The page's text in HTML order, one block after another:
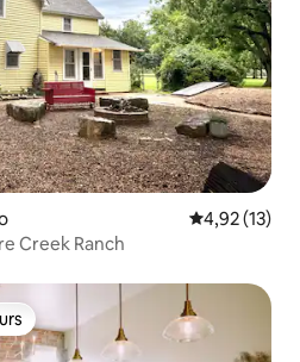
Évaluation
4,92 (13)
Creek Ranch
les plus appréciés